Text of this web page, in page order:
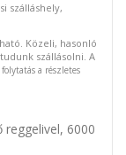
szálláshely,
Közeli, hasonló
szállásolni. A
folytatás a részletes
reggelivel, 6000